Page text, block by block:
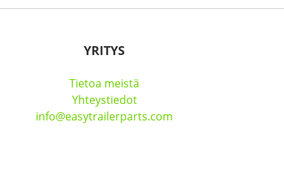
YRITYS
Tietoa meistä
Yhteystiedot
info@easytrailerparts.com